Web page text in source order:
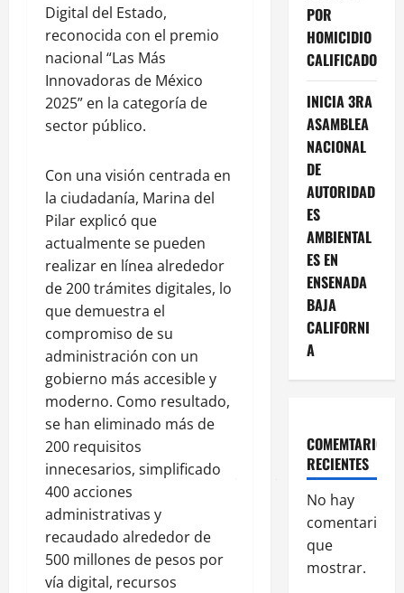
Digital del Estado,
reconocida con el premio
nacional “Las Más
Innovadoras de México
2025” en la categoría de
sector público.
Con una visión centrada en
la ciudadanía, Marina del
Pilar explicó que
actualmente se pueden
realizar en línea alrededor
de 200 trámites digitales, lo
que demuestra el
compromiso de su
administración con un
gobierno más accesible y
moderno. Como resultado,
se han eliminado más de
200 requisitos
innecesarios, simplificado
400 acciones
administrativas y
recaudado alrededor de
500 millones de pesos por
vía digital, recursos
POR
HOMICIDIO
CALIFICADO
INICIA 3RA
ASAMBLEA
NACIONAL
DE
AUTORIDAD
ES
AMBIENTAL
ES EN
ENSENADA
BAJA
CALIFORNI
A
COMEMTARIOS
RECIENTES
No hay
comentarios
que
mostrar.